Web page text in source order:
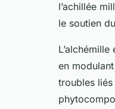
l’achillée
le soutien
en
troubles liés